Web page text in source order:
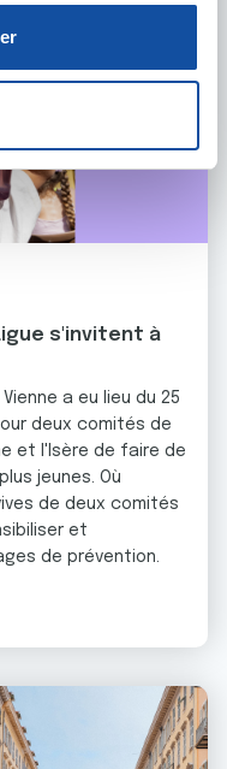
reportez-vous à
à partir de la
le contenu
relatives aux
trafic. Nous
sur l'utilisation de
sociaux, de
leur avez fournies
utilisation de leurs
s'invitent à
a eu lieu du 25
deux comités de
et l'Isère de faire de
jeunes. Où
de deux comités
et
de prévention.